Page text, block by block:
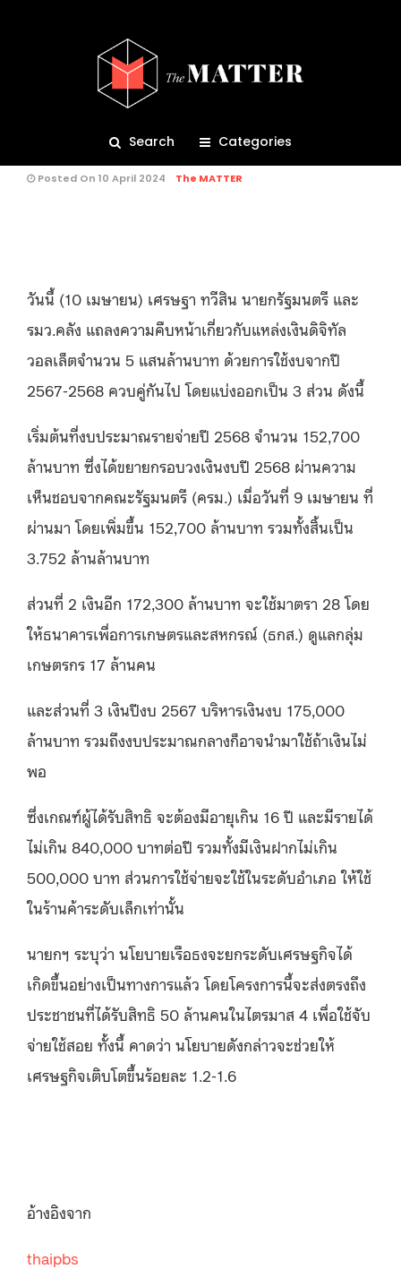
Search Categories
คุณกำลังอ่าน:
179
‘เงินดิจิทัลวอลเล็ต 10,000 บาท’
เคาะแล้ว! โดยประชาชนที่เข้าเกณฑ์
จะได้รับเงินช่วงไตรมาส 4
Posted On 10 April 2024 The MATTER
วันนี้ (10 เมษายน) เศรษฐา ทวีสิน นายกรัฐมนตรี และ
รมว.คลัง แถลงความคืบหน้าเกี่ยวกับแหล่งเงินดิจิทัล
วอลเล็ตจำนวน 5 แสนล้านบาท ด้วยการใช้งบจากปี
2567-2568 ควบคู่กันไป โดยแบ่งออกเป็น 3 ส่วน ดังนี้
เริ่มต้นที่งบประมาณรายจ่ายปี 2568 จำนวน 152,700
ล้านบาท ซึ่งได้ขยายกรอบวงเงินงบปี 2568 ผ่านความ
เห็นชอบจากคณะรัฐมนตรี (ครม.) เมื่อวันที่ 9 เมษายน ที่
ผ่านมา โดยเพิ่มขึ้น 152,700 ล้านบาท รวมทั้งสิ้นเป็น
3.752 ล้านล้านบาท
ส่วนที่ 2 เงินอีก 172,300 ล้านบาท จะใช้มาตรา 28 โดย
ให้ธนาคารเพื่อการเกษตรและสหกรณ์ (ธกส.) ดูแลกลุ่ม
เกษตรกร 17 ล้านคน
และส่วนที่ 3 เงินปีงบ 2567 บริหารเงินงบ 175,000
ล้านบาท รวมถึงงบประมาณกลางก็อาจนำมาใช้ถ้าเงินไม่
พอ
ซึ่งเกณฑ์ผู้ได้รับสิทธิ จะต้องมีอายุเกิน 16 ปี และมีรายได้
ไม่เกิน 840,000 บาทต่อปี รวมทั้งมีเงินฝากไม่เกิน
500,000 บาท ส่วนการใช้จ่ายจะใช้ในระดับอำเภอ ให้ใช้
ในร้านค้าระดับเล็กเท่านั้น
นายกฯ ระบุว่า นโยบายเรือธงจะยกระดับเศรษฐกิจได้
เกิดขึ้นอย่างเป็นทางการแล้ว โดยโครงการนี้จะส่งตรงถึง
ประชาชนที่ได้รับสิทธิ 50 ล้านคนในไตรมาส 4 เพื่อใช้จับ
จ่ายใช้สอย ทั้งนี้ คาดว่า นโยบายดังกล่าวจะช่วยให้
เศรษฐกิจเติบโตขึ้นร้อยละ 1.2-1.6
อ้างอิงจาก
thaipbs